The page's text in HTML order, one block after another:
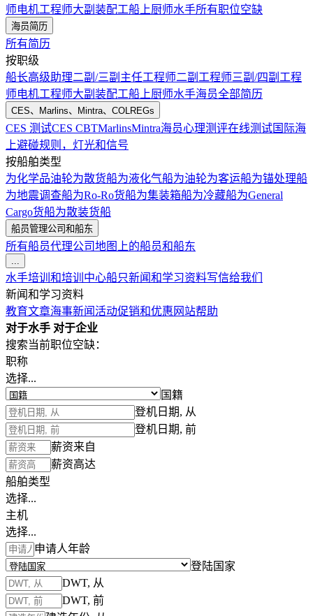
师电机工程师大副 装配工船上厨师水手所有职位空缺
海员简历
所有简历
按职级
船长高级助理二副/三副 主任工程师二副工程师三副/四副工程
师电机工程师大副 装配工船上厨师水手海员全部简历
CES、Marlins、Mintra、COLREGs
CES 测试CES CBTMarlinsMintra海员心理测评在线测试国际海
上避碰规则，灯光和信号
按船舶类型
为化学品油轮为散货船为液化气船为油轮为客运船为锚处理船
为地震调查船为Ro-Ro货船为集装箱船为冷藏船为General
Cargo货船为散装货船
船员管理公司和船东
所有船员代理公司地图上的船员和船东
...
水手培训和培训中心船只新闻和学习资料写信给我们
新闻和学习资料
教育文章海事新闻活动促销和优惠 网站帮助
对于水手 对于企业
搜索当前职位空缺：
职称
选择...
国籍
登机日期, 从
登机日期, 前
薪资来自
薪资高达
船舶类型
选择...
主机
选择...
申请人年龄
登陆国家
DWT, 从
DWT, 前